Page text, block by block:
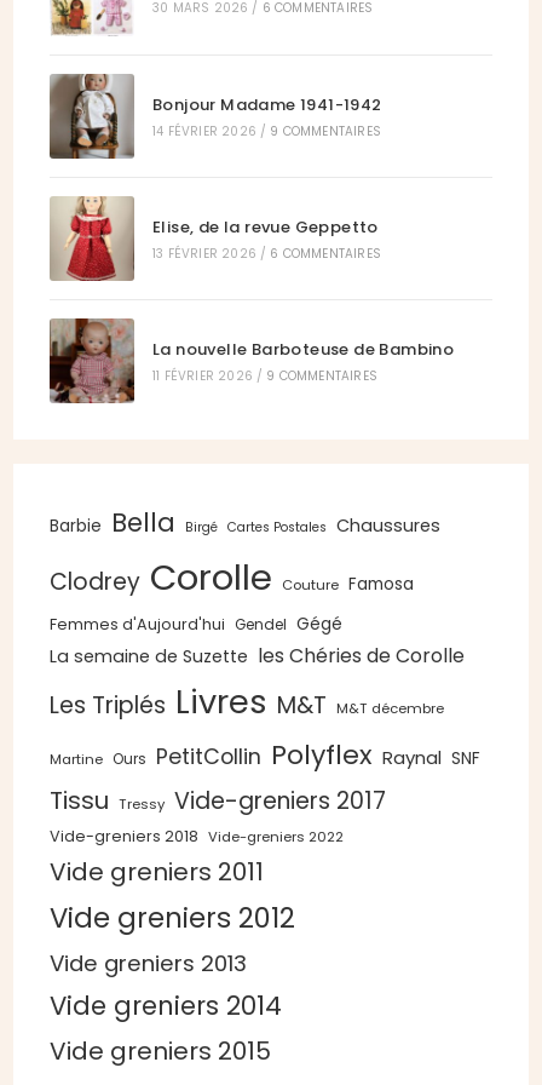
30 MARS 2026 / 6 COMMENTAIRES
Bonjour Madame 1941-1942
14 FÉVRIER 2026 / 9 COMMENTAIRES
Elise, de la revue Geppetto
13 FÉVRIER 2026 / 6 COMMENTAIRES
La nouvelle Barboteuse de Bambino
11 FÉVRIER 2026 / 9 COMMENTAIRES
Barbie Bella Birgé Cartes Postales Chaussures
Clodrey Corolle Couture Famosa
Femmes d'Aujourd'hui Gendel Gégé
La semaine de Suzette les Chéries de Corolle
Les Triplés Livres M&T M&T décembre
Martine Ours PetitCollin Polyflex Raynal SNF
Tissu Tressy Vide-greniers 2017
Vide-greniers 2018 Vide-greniers 2022
Vide greniers 2011
Vide greniers 2012
Vide greniers 2013
Vide greniers 2014
Vide greniers 2015